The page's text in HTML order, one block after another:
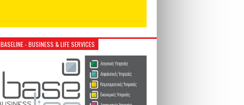
BASELINE - BUSINESS & LIFE SERVICES